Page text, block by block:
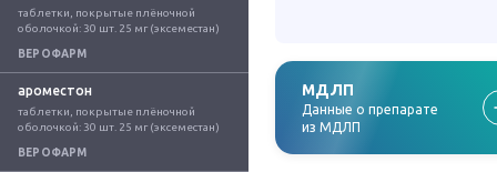
таблетки, покрытые плёночной
оболочкой: 30 шт. 25 мг (эксеместан)
ВЕРОФАРМ
ароместон
таблетки, покрытые плёночной
оболочкой: 30 шт. 25 мг (эксеместан)
ВЕРОФАРМ
МДЛП
Данные о препарате
из МДЛП